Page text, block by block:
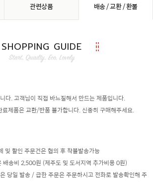
관련상품 배송 / 교환 / 환불
SHOPPING GUIDE
다. 고객님이 직접 바느질해서 만드는 제품입니다.
제품은 교환/반품 불가합니다. 신중히 구매해주세요.
및 할인 주문건은 협의 후 착불발송가능
송비 2,500원 (제주도 및 도서지역 추가비용 0원)
당일 발송 / 급한 주문은 주문하시고 전화로 발송확인해 주